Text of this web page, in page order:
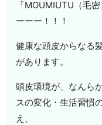
「MOUMIUTU（毛
ーーー！！！
健康な頭皮からなる
があります。
頭皮環境が、なんら
スの変化・生活習慣
え、